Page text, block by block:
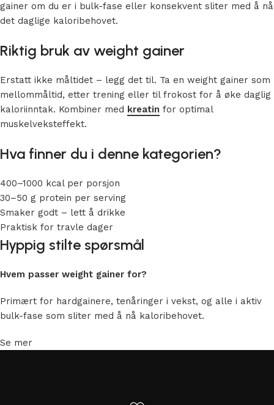
gainer om du er i bulk-fase eller konsekvent sliter med å nå
det daglige kaloribehovet.
Riktig bruk av weight gainer
Erstatt ikke måltidet – legg det til. Ta en weight gainer som
mellommåltid, etter trening eller til frokost for å øke daglig
kaloriinntak. Kombiner med kreatin for optimal
muskelveksteffekt.
Hva finner du i denne kategorien?
400–1000 kcal per porsjon
30–50 g protein per serving
Smaker godt – lett å drikke
Praktisk for travle dager
Hyppig stilte spørsmål
Hvem passer weight gainer for?
Primært for hardgainere, tenåringer i vekst, og alle i aktiv
bulk-fase som sliter med å nå kaloribehovet.
Se mer